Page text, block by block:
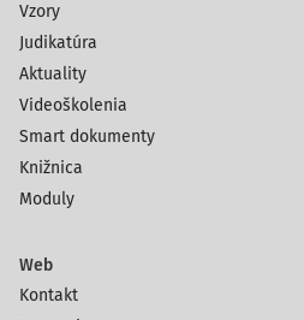
Vzory
Judikatúra
Aktuality
Videoškolenia
Smart dokumenty
Knižnica
Moduly
Web
Kontakt